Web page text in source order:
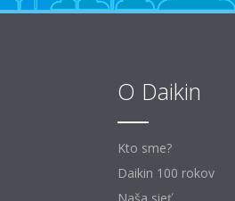
O Daikin
Kto sme?
Daikin 100 rokov